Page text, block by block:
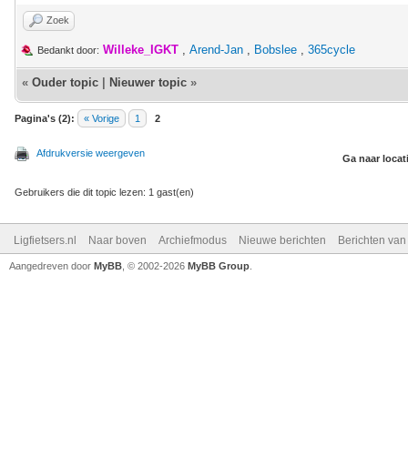
Zoek
Bedankt door: Willeke_IGKT , Arend-Jan , Bobslee , 365cycle
« Ouder topic Nieuwer topic »
Pagina's (2): « Vorige 1 2
Afdrukversie weergeven Ga naar
Gebruikers die dit topic lezen: 1 gast(en)
Ligfietsers.nl Naar boven Archiefmodus Nieuwe berichten Berichten
Aangedreven door MyBB , © 2002-2026 MyBB Group